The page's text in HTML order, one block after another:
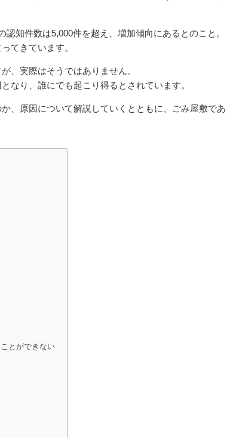
知件数は5,000件を超え、増加傾向にあるとのこと。
てきています。
、実際はそうではありません。
なり、誰にでも起こり得るとされています。
、原因について解説していくとともに、ごみ屋敷で
とができない